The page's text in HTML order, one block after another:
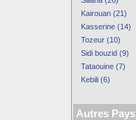
Kairouan (21)
Kasserine (14)
Tozeur (10)
Sidi bouzid (9)
Tataouine (7)
Kebili (6)
Autres Pays